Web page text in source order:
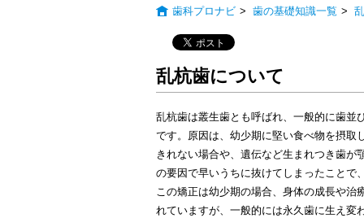
歯科プロナビ > 歯の基礎知識一覧 >
乱杭歯について
乱杭歯は叢生歯とも呼ばれ、一般的に歯並
です。原因は、幼少期に堅い食べ物を摂取
きれない場合や、遺伝など生まれつき歯が
の要因で早いうちに抜けてしまったことで、
この矯正は幼少期の場合、身体の成長や治
れていますが、一般的には永久歯に生え変